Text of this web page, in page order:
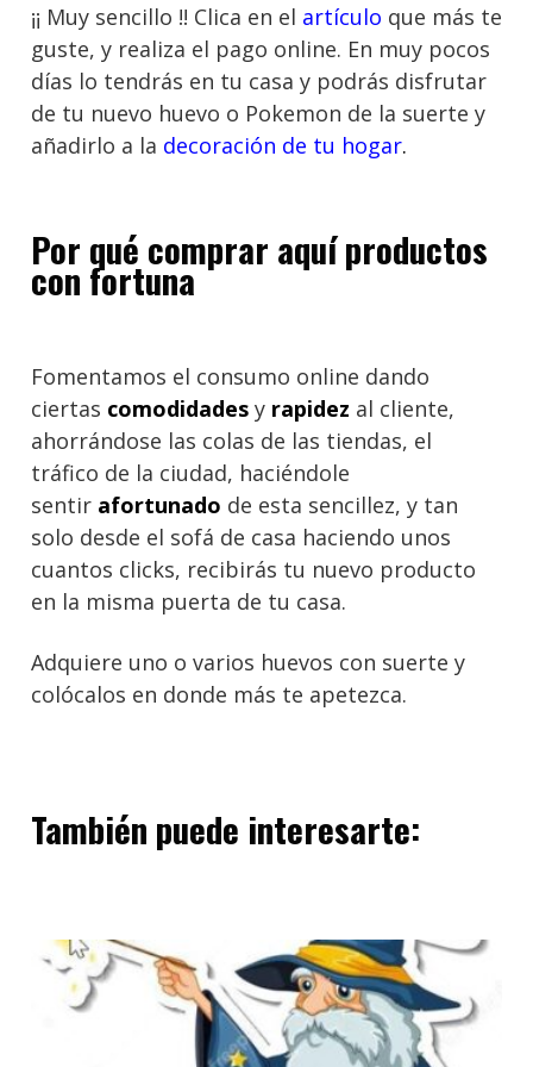
¡¡ Muy sencillo !! Clica en el artículo que más te
guste, y realiza el pago online. En muy pocos
días lo tendrás en tu casa y podrás disfrutar
de tu nuevo huevo o Pokemon de la suerte y
añadirlo a la decoración de tu hogar.
Por qué comprar aquí productos
con fortuna
Fomentamos el consumo online dando
ciertas comodidades y rapidez al cliente,
ahorrándose las colas de las tiendas, el
tráfico de la ciudad, haciéndole
sentir afortunado de esta sencillez, y tan
solo desde el sofá de casa haciendo unos
cuantos clicks, recibirás tu nuevo producto
en la misma puerta de tu casa.
Adquiere uno o varios huevos con suerte y
colócalos en donde más te apetezca.
También puede interesarte: